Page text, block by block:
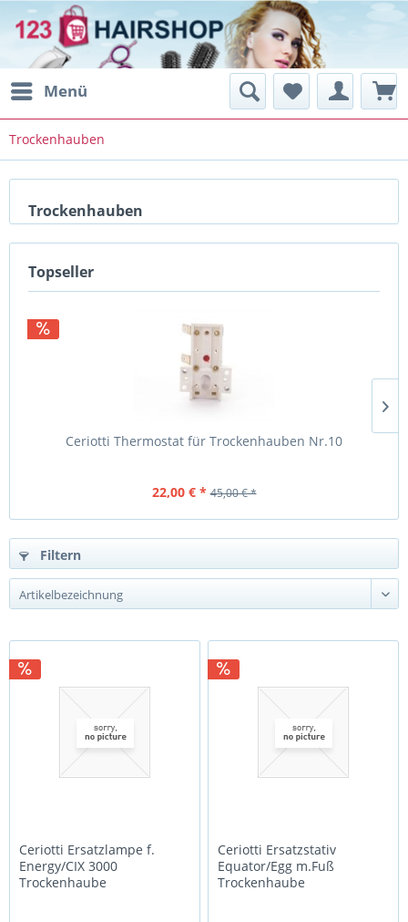
Menü
Trockenhauben
Trockenhauben
Topseller
Ceriotti Thermostat für Trockenhauben Nr.10
22,00 € * 45,00 € *
Filtern
Ceriotti Ersatzlampe f.
Energy/CIX 3000
Trockenhaube
Ceriotti Ersatzstativ
Equator/Egg m.Fuß
Trockenhaube